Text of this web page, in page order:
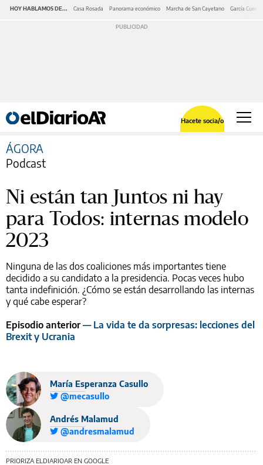
HOY HABLAMOS DE... Casa Rosada Panorama económico Marcha de San Cayetano García Cuerva
Hacete socia/o
ÁGORA
Podcast
Ni están tan Juntos ni hay
para Todos: internas modelo
2023
Ninguna de las dos coaliciones más importantes tiene
decidido a su candidato a la presidencia. Pocas veces hubo
tanta indefinición. ¿Cómo se están desarrollando las internas
y qué cabe esperar?
Episodio anterior— La vida te da sorpresas: lecciones del
Brexit y Ucrania
María Esperanza Casullo
@mecasullo
Andrés Malamud
@andresmalamud
PRIORIZA ELDIARIOAR EN GOOGLE